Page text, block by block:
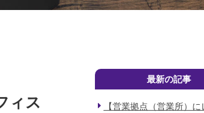
ィス
最新の記事
【営業拠点（営業所）